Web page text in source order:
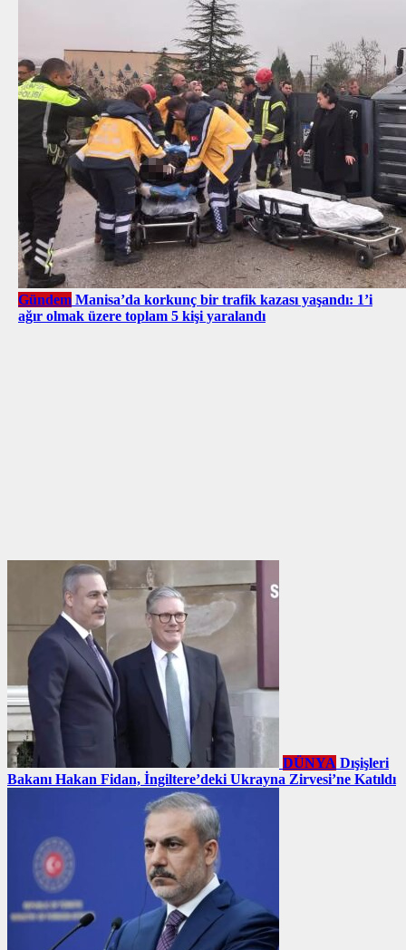
Gündem Manisa’da korkunç bir trafik kazası yaşandı: 1’i
ağır olmak üzere toplam 5 kişi yaralandı
DÜNYA Dışişleri
Bakanı Hakan Fidan, İngiltere’deki Ukrayna Zirvesi’ne Katıldı